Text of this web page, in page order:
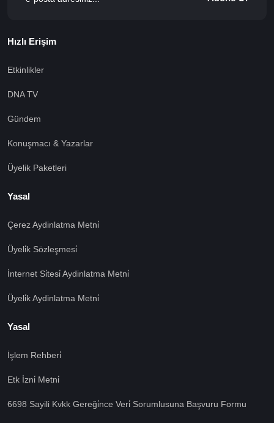
Hızlı Erişim
Etkinlikler
DNA TV
Gündem
Konuşmacı & Yazarlar
Üyelik Paketleri
Yasal
Çerez Aydinlatma Metni̇
Üyeli̇k Sözleşmesi̇
İnternet Si̇tesi̇ Aydinlatma Metni̇
Üyeli̇k Aydinlatma Metni̇
Yasal
İşlem Rehberi̇
Etk İzni̇ Metni̇
6698 Sayili Kvkk Gereği̇nce Veri̇ Sorumlusuna Başvuru Formu